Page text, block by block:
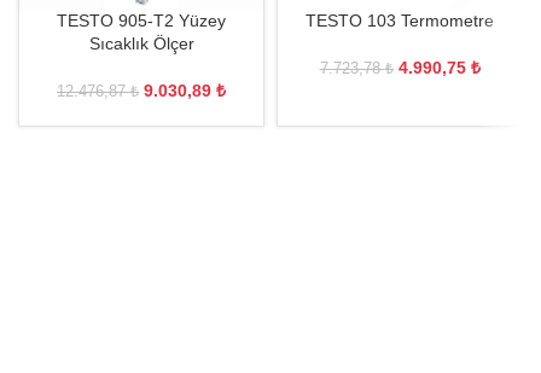
TESTO 905-T2 Yüzey
Sıcaklık Ölçer
12.476,87₺ 9.030,89 ₺
TESTO 103 Termometre
7.723,78₺ 4.990,75 ₺